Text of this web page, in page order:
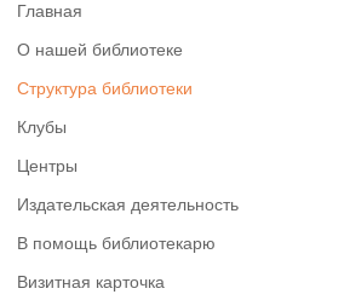
Главная
О нашей библиотеке
Структура библиотеки
Клубы
Центры
Издательская деятельность
В помощь библиотекарю
Визитная карточка